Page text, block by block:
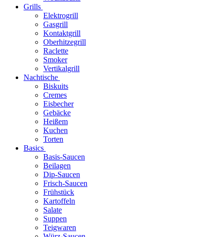
Grills
Elektrogrill
Gasgrill
Kontaktgrill
Oberhitzegrill
Raclette
Smoker
Vertikalgrill
Nachtische
Biskuits
Cremes
Eisbecher
Gebäcke
Heißem
Kuchen
Torten
Basics
Basis-Saucen
Beilagen
Dip-Saucen
Frisch-Saucen
Frühstück
Kartoffeln
Salate
Suppen
Teigwaren